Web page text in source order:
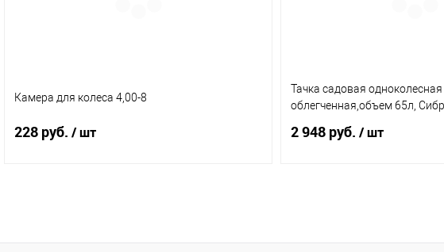
Камера для колеса 4,00-8
228 руб. / шт
Купить в 1 клик
Сравнение
Тачка садовая одноколесная
облегченная,объем 65л,
2 948 руб. / шт
Купить в 1 клик